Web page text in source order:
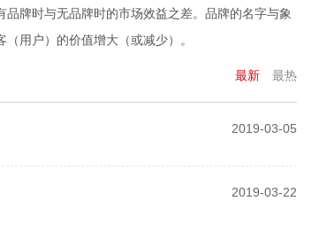
牌时与无品牌时的市场效益之差。品牌的名字与象
用户）的价值增大（或减少）。
最新 最热
2019-03-05
2019-03-22